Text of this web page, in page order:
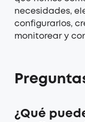
necesidades,
configurarlos,
monitorear y
¿Qué